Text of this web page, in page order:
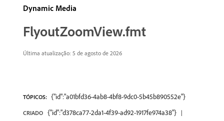
Dynamic Media
FlyoutZoomView.fmt
Última atualização: 5 de agosto de 2026
TÓPICOS: {"id":"a01bfd36-4ab8-4bf8-9dc0-5b45b890552e"}
CRIADO {"id":"d378ca77-2da1-4f39-ad92-1917fe974a38"}